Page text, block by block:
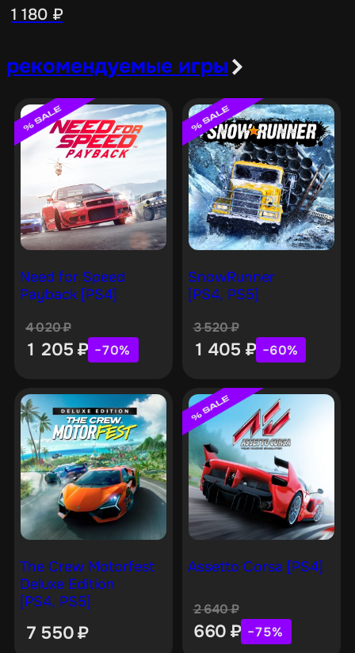
1 180 ₽
рекомендуемые игры
Need for Speed
Payback [PS4]
4 020₽
1 205 ₽ −70%
SnowRunner
[PS4, PS5]
3 520₽
1 405 ₽ −60%
The Crew Motorfest
Deluxe Edition
[PS4, PS5]
7 550₽
Assetto Corsa [PS4]
2 640₽
660 ₽ −75%